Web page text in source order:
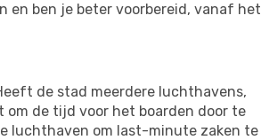
en ben je beter voorbereid, vanaf het
de stad meerdere luchthavens,
de tijd voor het boarden door te
luchthaven om last-minute zaken te